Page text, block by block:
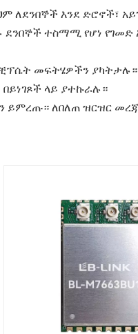
ለደንበኞች እንደ ድሮኖች፣
ተስማሚ የሆነ የገመድ
መፍትሄዎችን ያካትታሉ።
ላይ ያተኩራሉ።
ይምረጡ። ለበለጠ ዝርዝር